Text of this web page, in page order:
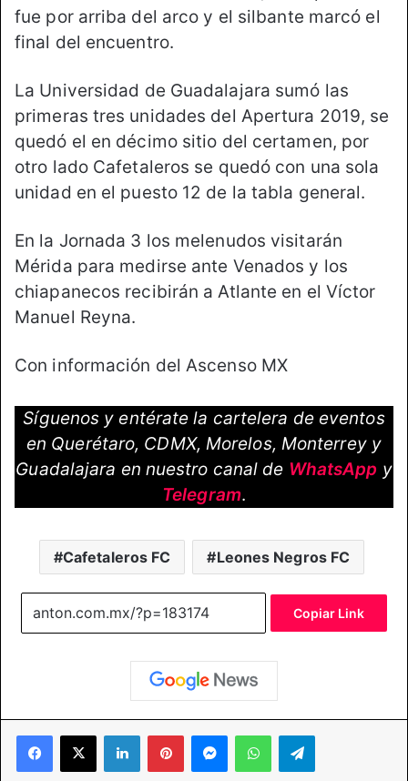
fue por arriba del arco y el silbante marcó el
final del encuentro.
La Universidad de Guadalajara sumó las
primeras tres unidades del Apertura 2019, se
quedó el en décimo sitio del certamen, por
otro lado Cafetaleros se quedó con una sola
unidad en el puesto 12 de la tabla general.
En la Jornada 3 los melenudos visitarán
Mérida para medirse ante Venados y los
chiapanecos recibirán a Atlante en el Víctor
Manuel Reyna.
Con información del Ascenso MX
Síguenos y entérate la cartelera de eventos
en Querétaro, CDMX, Morelos, Monterrey y
Guadalajara en nuestro canal de WhatsApp y
Telegram.
Cafetaleros FC Leones Negros FC
Copiar Link
Facebook
X LinkedInPinterestMessengerWhatsAppTelegram